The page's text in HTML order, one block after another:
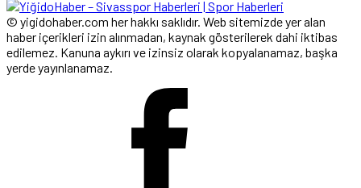
© yigidohaber.com her hakkı saklıdır. Web sitemizde yer alan
haber içerikleri izin alınmadan, kaynak gösterilerek dahi iktibas
edilemez. Kanuna aykırı ve izinsiz olarak kopyalanamaz, başka
yerde yayınlanamaz.